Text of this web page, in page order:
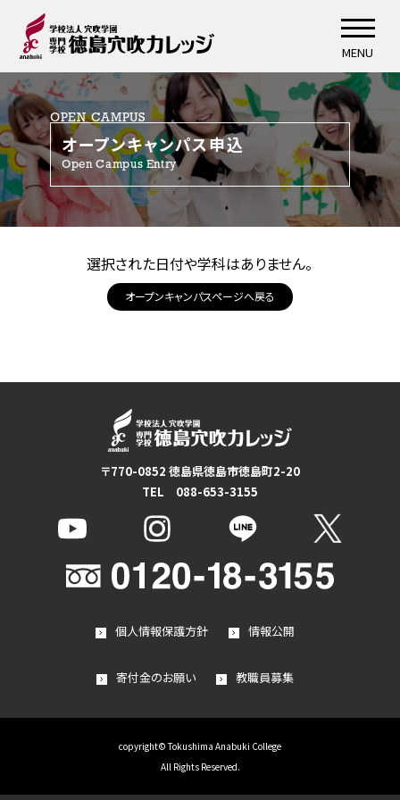
MENU
OPEN CAMPUS
オープンキャンパス申込
Open Campus Entry
選択された日付や学科はありません。
オープンキャンパスページへ戻る
〒770-0852 徳島県徳島市徳島町2-20
TEL 088-653-3155
個人情報保護方針 情報公開
寄付金のお願い 教職員募集
copyright© Tokushima Anabuki College
All Rights Reserved.